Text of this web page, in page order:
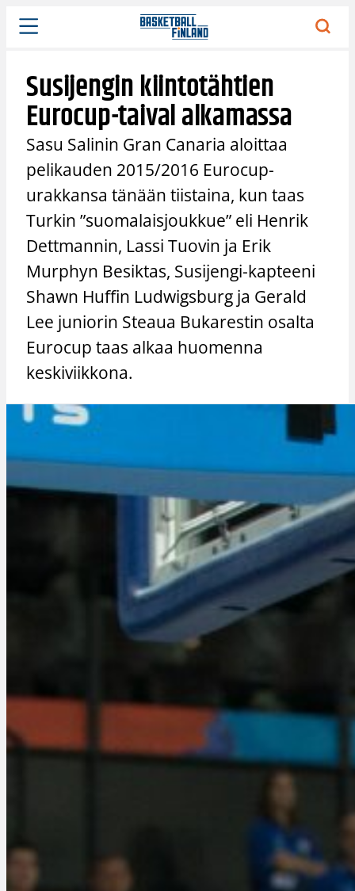
Siirry
sisältöön
Susijengin kiintotähtien
Eurocup-taival alkamassa
Sasu Salinin Gran Canaria aloittaa
pelikauden 2015/2016 Eurocup-
urakkansa tänään tiistaina, kun taas
Turkin ”suomalaisjoukkue” eli Henrik
Dettmannin, Lassi Tuovin ja Erik
Murphyn Besiktas, Susijengi-kapteeni
Shawn Huffin Ludwigsburg ja Gerald
Lee juniorin Steaua Bukarestin osalta
Eurocup taas alkaa huomenna
keskiviikkona.